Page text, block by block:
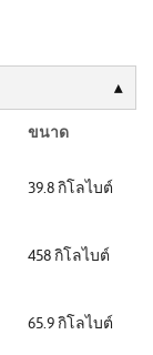
ขนาด
39.8 กิโลไบต์
458 กิโลไบต์
65.9 กิโลไบต์